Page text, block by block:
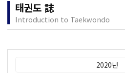
태권도 誌
Introduction to Taekwondo
2020년